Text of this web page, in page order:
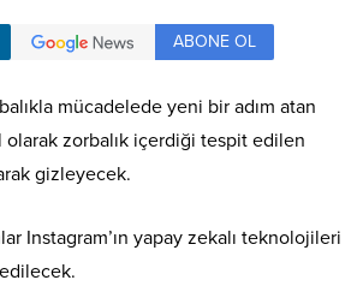
ABONE OL
mücadelede yeni bir adım atan
olarak zorbalık içerdiği tespit edilen
gizleyecek.
Instagram’ın yapay zekalı teknolojileri